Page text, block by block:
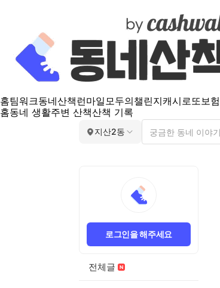
홈팀워크동네산책 런마일모두의챌린지캐시로또보험
홈동네 생활주변 산책산책 기록
지산2동
로그인을 해주세요
전체글